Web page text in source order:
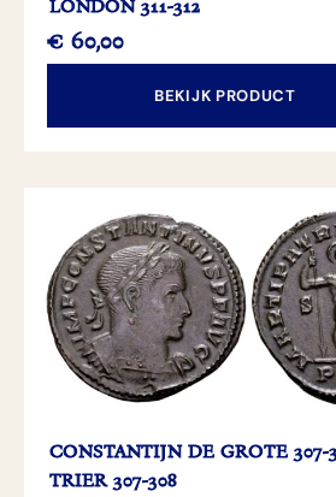
LONDON 311-312
€ 60,00
BEKIJK PRODUCT
CONSTANTIJN DE GROTE 307-
TRIER 307-308